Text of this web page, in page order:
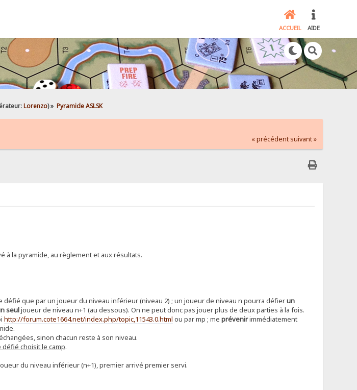
ACCUEIL AIDE
Lorenzo) » Pyramide ASLSK
« précédent suivant »
à la pyramide, au règlement et aux résultats.
défié que par un joueur du niveau inférieur (niveau 2) ; un joueur de niveau n pourra défierun
seuljoueur de niveau n+1 (au dessous). On ne peut donc pas jouer plus de deux parties à la fois.
http://forum.cote1664.net/index.php/topic,11543.0.html ou par mp ; me prévenirimmédiatement
sinon chacun reste à son niveau.
défié choisit le camp.
du niveau inférieur (n+1), premier arrivé premier servi.